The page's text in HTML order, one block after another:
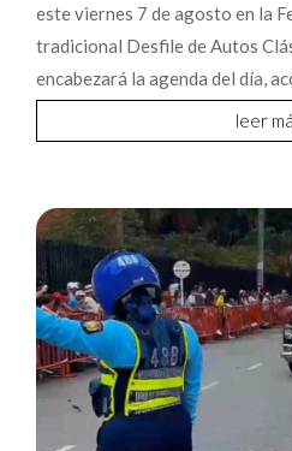
este viernes 7 de agosto en la
tradicional Desfile de Autos
encabezará la agenda del día,
leer